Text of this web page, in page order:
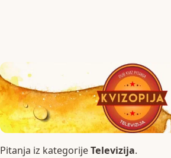
Pitanja iz kategorijeTelevizija.